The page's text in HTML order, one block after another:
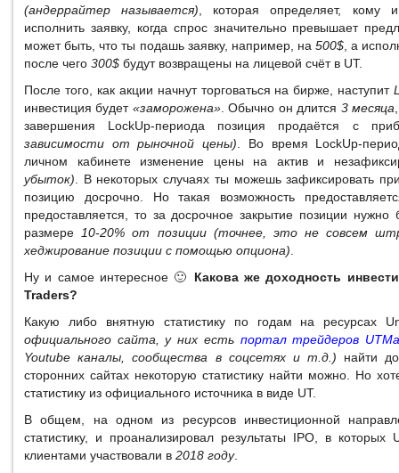
(андеррайтер называется) , которая определяет, кому
исполнить заявку, когда спрос значительно превышает
может быть, что ты подашь заявку, например, на500$ , а
после чего 300$ будут возвращены на лицевой счёт в UT.
После того, как акции начнут торговаться на бирже, наступит
инвестиция будет «заморожена». Обычно он длится 3 месяца
завершения LockUp-периода позиция продаётся с
зависимости от рыночной цены) . Во время LockUp-
личном кабинете изменение цены на актив и
убыток) . В некоторых случаях ты можешь зафиксировать
позицию досрочно. Но такая возможность
предоставляется, то за досрочное закрытие позиции
размере
10-20% от позиции (точнее, это не совсем
хеджирование позиции с помощью опциона)
Ну и самое интересное 🙂 Какова же доходность
Traders?
Какую либо внятную статистику по годам на ресурсах
официального сайта, у них есть портал трейдеров
Youtube каналы, сообщества в соцсетях и т.д.) найти
сторонних сайтах некоторую статистику найти можно. Но
статистику из официального источника в виде UT.
В общем, на одном из ресурсов инвестиционной
статистику, и проанализировал результаты IPO, в
клиентами участвовали в 2018 году.